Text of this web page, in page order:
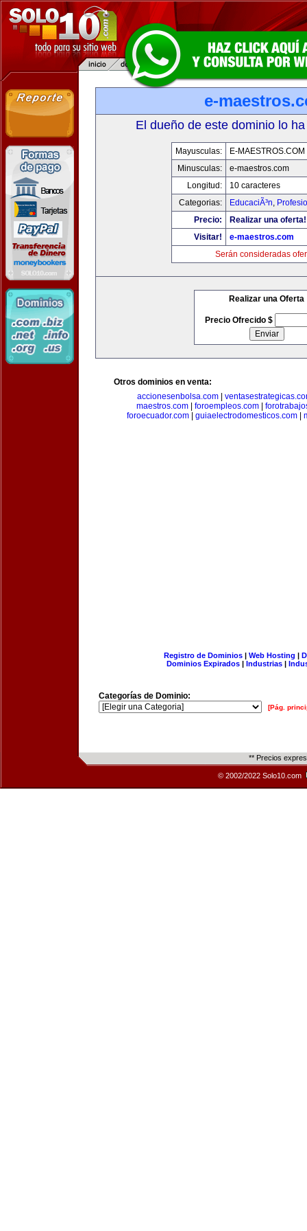
e-
El dueño de este dominio lo
Mayusculas:
E-MAESTROS.COM
Minusculas:
e-maestros.com
Longitud:
10 caracteres
Categorias:
EducaciÃ³n,
Precio:
Realizar una oferta!
Visitar!
e-maestros.com
Serán consideradas
Realizar una Oferta
Precio Ofrecido $
Otros dominios en venta:
accionesenbolsa.com|
maestros.com| foroempleos.com|
foroecuador.com| guiaelectrodomesticos.com|
Registro de Dominios| Web Hosting |
Dominios Expirados | Industrias |
Categorías de Dominio:
[Pág.
** Precios
© 2002/2022 Solo10.com